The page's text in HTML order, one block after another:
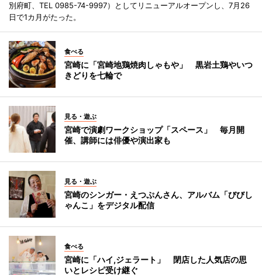
別府町、TEL 0985-74-9997）としてリニューアルオープンし、7月26
日で1カ月がたった。
食べる
宮崎に「宮崎地鶏焼肉しゃもや」 黒岩土鶏やいつ
きどりを七輪で
見る・遊ぶ
宮崎で演劇ワークショップ「スペース」 毎月開
催、講師には俳優や演出家も
見る・遊ぶ
宮崎のシンガー・えつぷんさん、アルバム「びびし
ゃんこ」をデジタル配信
食べる
宮崎に「ハイ,ジェラート」 閉店した人気店の思
いとレシピ受け継ぐ